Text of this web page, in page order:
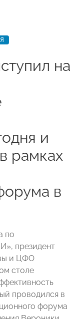
на
и
рамках
в
по
президент
и ЦФО
столе
проводился в
форума